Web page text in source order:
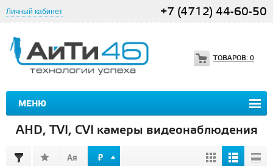
Личный кабинет +7 (4712) 44-60-50
МЕНЮ
ТОВАРОВ: 0
AHD, TVI, CVI камеры видеонаблюдения